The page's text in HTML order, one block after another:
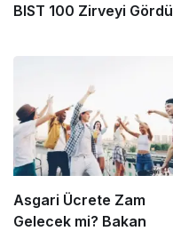
BIST 100 Zirveyi Gördü
Asgari Ücrete Zam
Gelecek mi? Bakan